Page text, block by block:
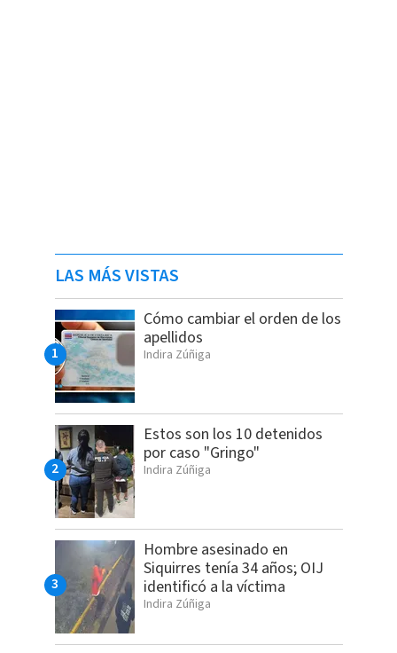
LAS MÁS VISTAS
Cómo cambiar el orden de los
apellidos
Indira Zúñiga
Estos son los 10 detenidos
por caso "Gringo"
Indira Zúñiga
Hombre asesinado en
Siquirres tenía 34 años; OIJ
identificó a la víctima
Indira Zúñiga